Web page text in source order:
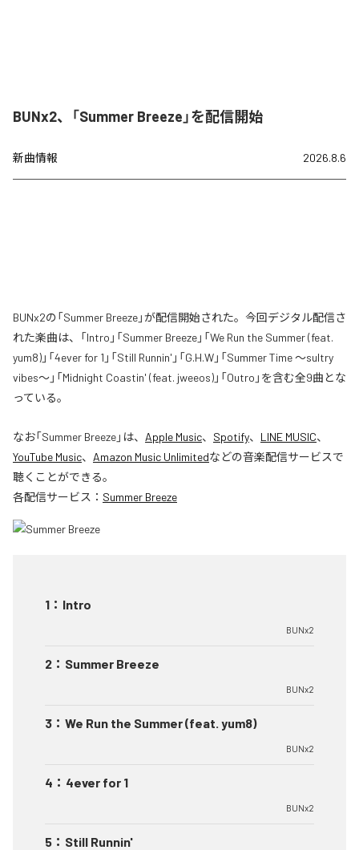
BUNx2、「Summer Breeze」を配信開始
新曲情報 2026.8.6
BUNx2の「Summer Breeze」が配信開始された。今回デジタル配信さ
れた楽曲は、「Intro」「Summer Breeze」「We Run the Summer (feat.
yum8)」「4ever for 1」「Still Runnin'」「G.H.W」「Summer Time 〜sultry
vibes〜」「Midnight Coastin' (feat. jweeos)」「Outro」を含む全9曲とな
っている。
なお「Summer Breeze」は、 Apple Music、 Spotify、 LINE MUSIC、
YouTube Music、 Amazon Music Unlimitedなどの音楽配信サービスで
聴くことができる。
各配信サービス： Summer Breeze
1 ： Intro
BUNx2
2 ： Summer Breeze
BUNx2
3 ： We Run the Summer (feat. yum8)
BUNx2
4 ： 4ever for 1
BUNx2
5 ： Still Runnin'